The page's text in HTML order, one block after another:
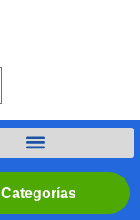
Categorías